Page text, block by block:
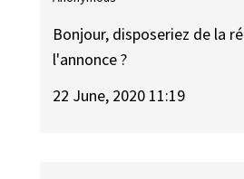
Bonjour, disposeriez de la
l'annonce ?
22 June, 2020 11:19